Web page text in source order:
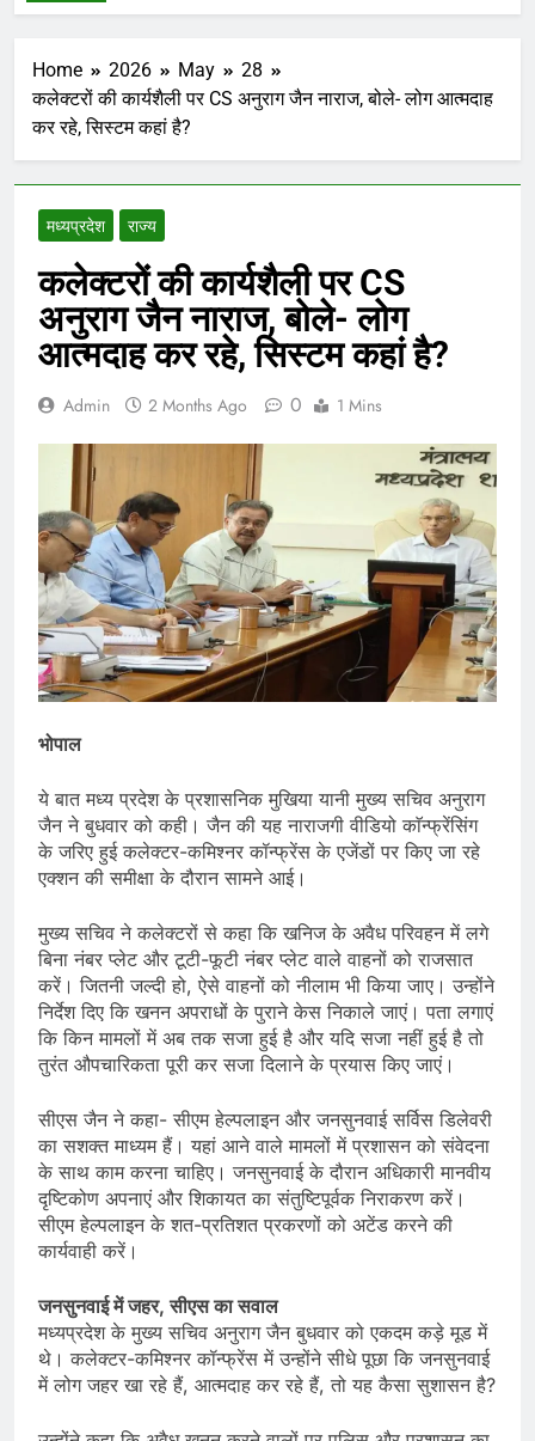
Home 2026 May
28
कलेक्टरों की कार्यशैली पर CS अनुराग जैन नाराज, बोले- लोग आत्मदाह
कर रहे, सिस्टम कहां है?
मध्‍यप्रदेश राज्य
कलेक्टरों की कार्यशैली पर CS
अनुराग जैन नाराज, बोले- लोग
आत्मदाह कर रहे, सिस्टम कहां है?
Admin 2 Months Ago 0 1 Mins
भोपाल
ये बात मध्य प्रदेश के प्रशासनिक मुखिया यानी मुख्य सचिव अनुराग
जैन ने बुधवार को कही। जैन की यह नाराजगी वीडियो काॅन्फ्रेंसिंग
के जरिए हुई कलेक्टर-कमिश्नर कॉन्फ्रेंस के एजेंडों पर किए जा रहे
एक्शन की समीक्षा के दौरान सामने आई।
मुख्य सचिव ने कलेक्टरों से कहा कि खनिज के अवैध परिवहन में लगे
बिना नंबर प्लेट और टूटी-फूटी नंबर प्लेट वाले वाहनों को राजसात
करें। जितनी जल्दी हो, ऐसे वाहनों को नीलाम भी किया जाए। उन्होंने
निर्देश दिए कि खनन अपराधों के पुराने केस निकाले जाएं। पता लगाएं
कि किन मामलों में अब तक सजा हुई है और यदि सजा नहीं हुई है तो
तुरंत औपचारिकता पूरी कर सजा दिलाने के प्रयास किए जाएं।
सीएस जैन ने कहा- सीएम हेल्पलाइन और जनसुनवाई सर्विस डिलेवरी
का सशक्त माध्यम हैं। यहां आने वाले मामलों में प्रशासन को संवेदना
के साथ काम करना चाहिए। जनसुनवाई के दौरान अधिकारी मानवीय
दृष्टिकोण अपनाएं और शिकायत का संतुष्टिपूर्वक निराकरण करें।
सीएम हेल्पलाइन के शत-प्रतिशत प्रकरणों को अटेंड करने की
कार्यवाही करें।
जनसुनवाई में जहर, सीएस का सवाल
मध्यप्रदेश के मुख्य सचिव अनुराग जैन बुधवार को एकदम कड़े मूड में
थे। कलेक्टर-कमिश्नर कॉन्फ्रेंस में उन्होंने सीधे पूछा कि जनसुनवाई
में लोग जहर खा रहे हैं, आत्मदाह कर रहे हैं, तो यह कैसा सुशासन है?